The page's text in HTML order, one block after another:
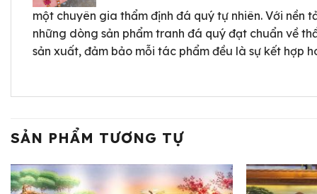
một chuyên gia thẩm định đá quý tự nhiên. Với
những dòng sản phẩm tranh đá quý đạt chuẩn về
sản xuất, đảm bảo mỗi tác phẩm đều là sự kết hợp
SẢN PHẨM TƯƠNG TỰ